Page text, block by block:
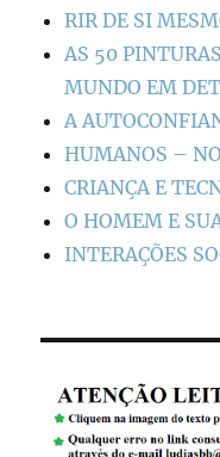
RIR DE SI
AS 50
MUNDO EM
A
HUMANOS –
CRIANÇA E
O HOMEM E
INTERAÇÕES